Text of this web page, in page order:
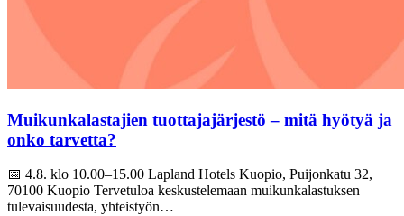
Muikunkalastajien tuottajajärjestö – mitä hyötyä ja
onko tarvetta?
📅 4.8. klo 10.00–15.00 Lapland Hotels Kuopio, Puijonkatu 32,
70100 Kuopio Tervetuloa keskustelemaan muikunkalastuksen
tulevaisuudesta, yhteistyön…